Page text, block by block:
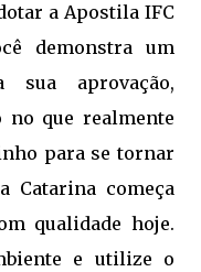
a Apostila IFC
demonstra um
aprovação,
que realmente
para se tornar
Catarina começa
qualidade hoje.
e utilize o